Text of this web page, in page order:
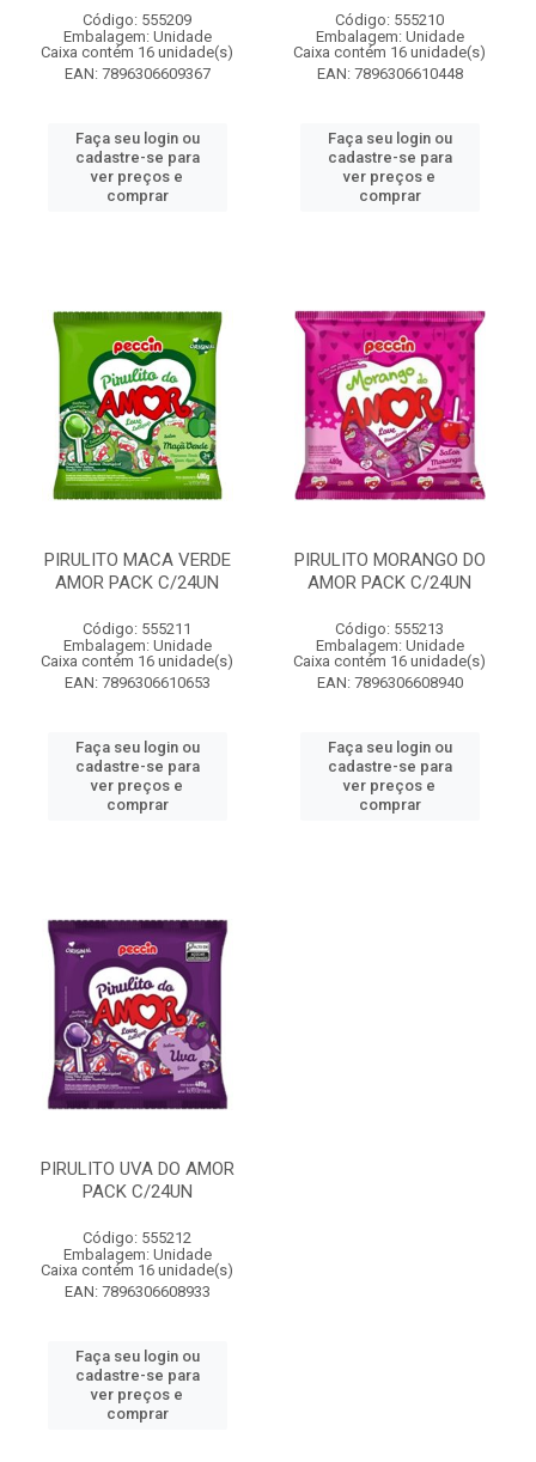
Código: 555209
Embalagem: Unidade
Caixa contém 16 unidade(s)
EAN: 7896306609367
Faça seu login ou
cadastre-se para
ver preços e
comprar
Código: 555210
Embalagem: Unidade
Caixa contém 16 unidade(s)
EAN: 7896306610448
Faça seu login ou
cadastre-se para
ver preços e
comprar
PIRULITO MACA VERDE
AMOR PACK C/24UN
Código: 555211
Embalagem: Unidade
Caixa contém 16 unidade(s)
EAN: 7896306610653
Faça seu login ou
cadastre-se para
ver preços e
comprar
PIRULITO MORANGO DO
AMOR PACK C/24UN
Código: 555213
Embalagem: Unidade
Caixa contém 16 unidade(s)
EAN: 7896306608940
Faça seu login ou
cadastre-se para
ver preços e
comprar
PIRULITO UVA DO AMOR
PACK C/24UN
Código: 555212
Embalagem: Unidade
Caixa contém 16 unidade(s)
EAN: 7896306608933
Faça seu login ou
cadastre-se para
ver preços e
comprar